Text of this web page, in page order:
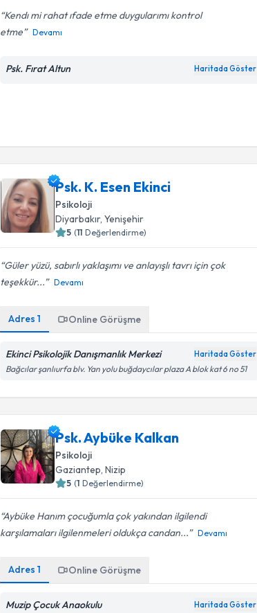
Kendı mi rahat ıfade etme duygularımı kontrol
etme
Devamı
Psk. Fırat Altun Haritada Göster
Psk. K. Esen Ekinci
Psikoloji
Diyarbakır, Yenişehir
5 (11 Değerlendirme)
Güler yüzü, sabırlı yaklaşımı ve anlayışlı tavrı için çok
teşekkür...
Devamı
Adres1 Online Görüşme
Ekinci Psikolojik Danışmanlık Merkezi Haritada Göster
Bağcılar şanlıurfa blv. Yan yolu buğdaycılar plaza A blok kat 6 no 51
Psk. Aybüke Kalkan
Psikoloji
Gaziantep , Nizip
5 (1 Değerlendirme)
Aybüke Hanım çocuğumla çok yakından ilgilendi
karşılamaları ilgilenmeleri oldukça candan...
Devamı
Adres1 Online Görüşme
Muzip Çocuk Anaokulu Haritada Göster